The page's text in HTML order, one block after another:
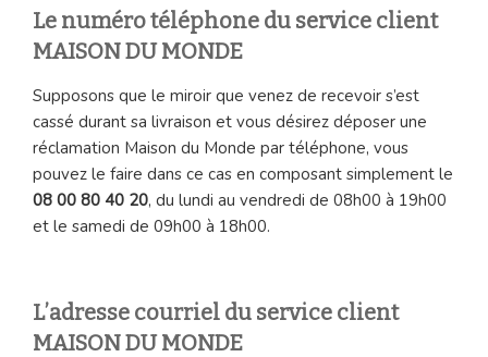
Le numéro téléphone du service client
MAISON DU MONDE
Supposons que le miroir que venez de recevoir s’est
cassé durant sa livraison et vous désirez déposer une
réclamation Maison du Monde par téléphone, vous
pouvez le faire dans ce cas en composant simplement le
08 00 80 40 20, du lundi au vendredi de 08h00 à 19h00
et le samedi de 09h00 à 18h00.
L’adresse courriel du service client
MAISON DU MONDE